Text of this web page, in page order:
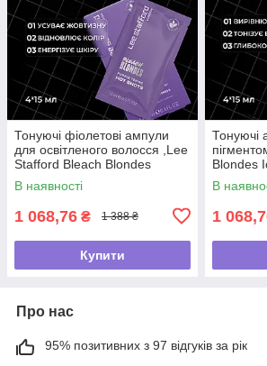
Тонуючі фіолетові ампули
для освітленого волосся ,Lee
Stafford Bleach Blondes
Purple Toning Hot Shots ,4 x
15
В наявності
1 068,76 ₴ 1 388 ₴
Купити
Тонуючі
Blondes
Shots,4 x
В
1
Про нас
95% позитивних з 97 відгуків за рік